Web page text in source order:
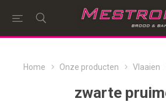
Home Onze producten Vlaaien
zwarte